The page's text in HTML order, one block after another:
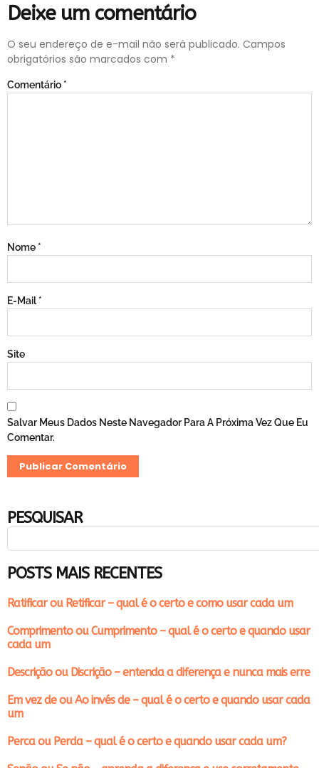
Deixe um comentário
O seu endereço de e-mail não será publicado. Campos
obrigatórios são marcados com *
Comentário *
Nome *
E-Mail*
Site
Salvar Meus Dados Neste Navegador Para A Próxima Vez Que Eu
Comentar.
PESQUISAR
POSTS MAIS RECENTES
Ratificar ou Retificar – qual é o certo e como usar cada um
Comprimento ou Cumprimento – qual é o certo e quando usar
cada um
Descrição ou Discrição – entenda a diferença e nunca mais erre
Em vez de ou Ao invés de – qual é o certo e quando usar cada
um
Perca ou Perda – qual é o certo e quando usar cada um?